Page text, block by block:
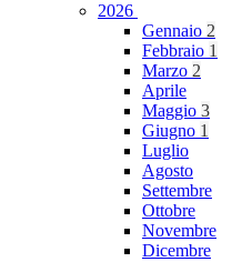
2026
Gennaio 2
Febbraio 1
Marzo 2
Aprile
Maggio 3
Giugno 1
Luglio
Agosto
Settembre
Ottobre
Novembre
Dicembre